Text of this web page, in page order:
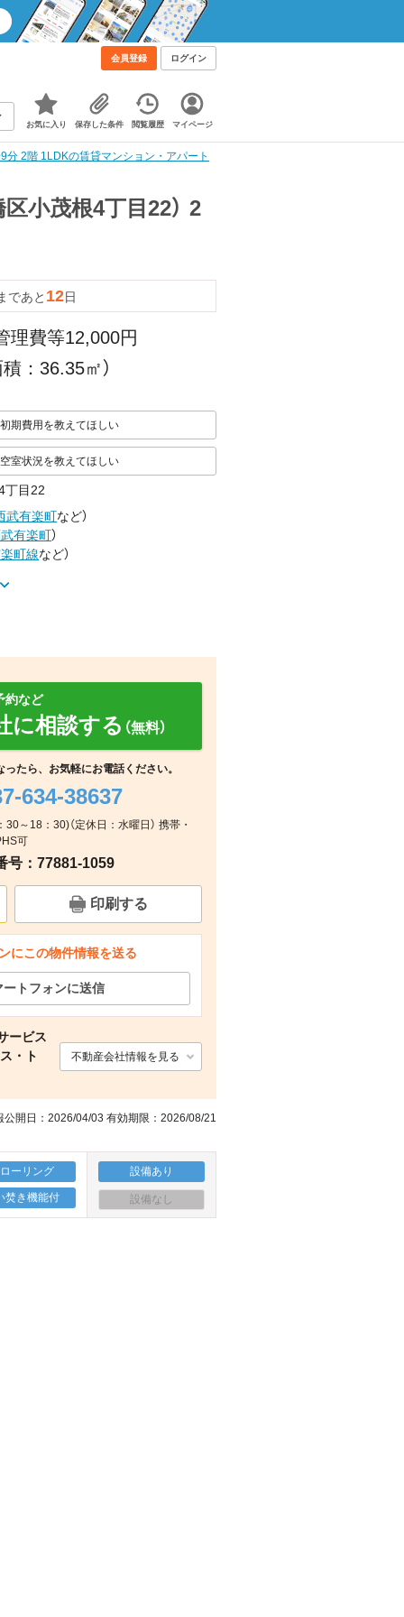
会員登録 ログイン
お気に入り 保存した条件 閲覧履歴 マイページ
分 2階 1LDKの賃貸マンション・アパート
小茂根4丁目22） 2
の他 その他 その他
であと 12日
理費等12,000円
積：36.35㎡）
初期費用を教えてほしい
空室状況を教えてほしい
丁目22
武有楽町など）
有楽町）
町線など）
約など
に相談する （無料）
たら、お気軽にお電話ください。
634-38637
～18：30)（定休日：水曜日） 携帯・
可
号：77881-1059
印刷する
にこの物件情報を送る
トフォンに送信
ービス
・ト
不動産会社情報を見る
公開日：2026/04/03 有効期限：2026/08/21
ーリング
焚き機能付
設備あり
設備なし